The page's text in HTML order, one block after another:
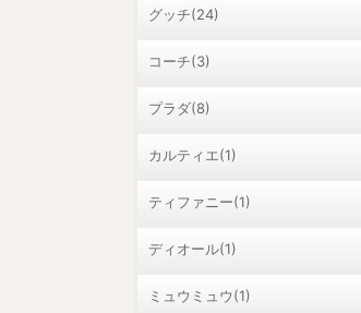
グッチ(24)
コーチ(3)
プラダ(8)
カルティエ(1)
ティファニー(1)
ディオール(1)
ミュウミュウ(1)